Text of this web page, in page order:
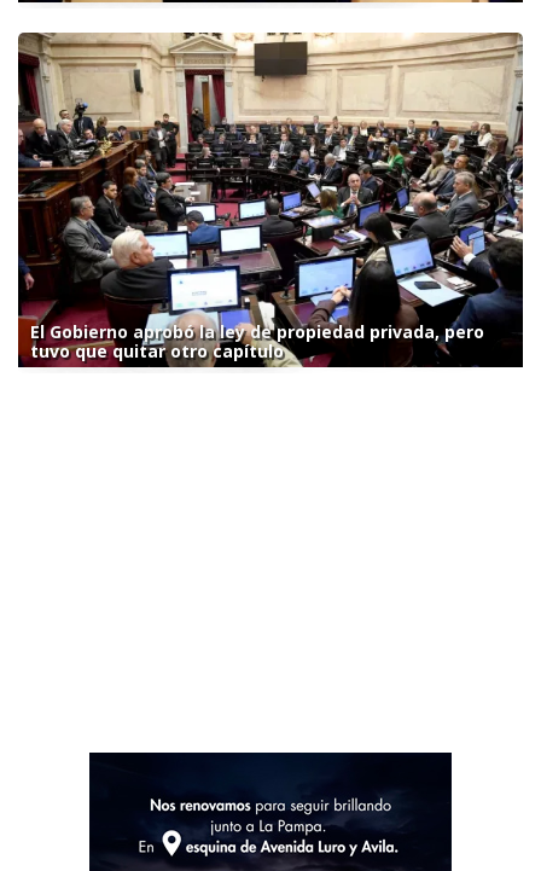
El Gobierno aprobó la ley de propiedad privada, pero
tuvo que quitar otro capítulo